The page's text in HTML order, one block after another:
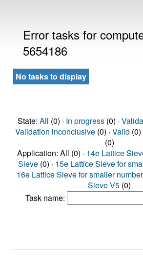
Error tasks for
5654186
No tasks to display
State: All (0) · In progress(0) ·
Validation inconclusive(0) · Valid (0)
(0)
Application: All (0) · 14e Lattice
Sieve (0) · 15e Lattice Sieve for
16e Lattice Sieve for smaller
Sieve V5 (0)
Task name: